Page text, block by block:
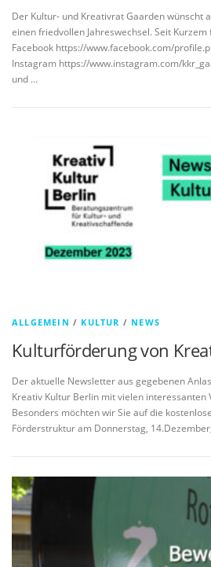
Der Kultur- und Kreativrat Gaarden wünscht
einen friedvollen Jahreswechsel. Seit
Facebook https://www.facebook.com/
Instagram https://www.instagram.com/
und …
ALLGEMEIN / KULTUR / NEWS
Kulturförderung von
Der aktuelle Newsletter aus gegebenen
Kreativ Kultur Berlin mit vielen interessanten
Besonders möchten wir Sie auf die
Förderstruktur am Donnerstag,